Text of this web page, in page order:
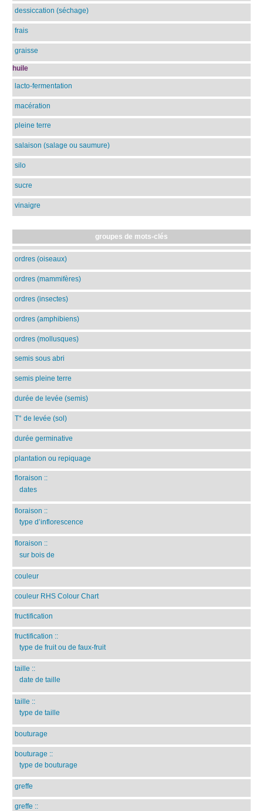
dessiccation (séchage)
frais
graisse
huile
lacto-fermentation
macération
pleine terre
salaison (salage ou saumure)
silo
sucre
vinaigre
groupes de mots-clés
ordres (oiseaux)
ordres (mammifères)
ordres (insectes)
ordres (amphibiens)
ordres (mollusques)
semis sous abri
semis pleine terre
durée de levée (semis)
T° de levée (sol)
durée germinative
plantation ou repiquage
floraison ::
dates
floraison ::
type d’inflorescence
floraison ::
sur bois de
couleur
couleur RHS Colour Chart
fructification
fructification ::
type de fruit ou de faux-fruit
taille ::
date de taille
taille ::
type de taille
bouturage
bouturage ::
type de bouturage
greffe
greffe ::